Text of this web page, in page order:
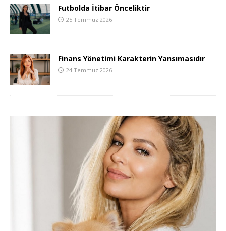
Futbolda İtibar Önceliktir
25 Temmuz 2026
Finans Yönetimi Karakterin Yansımasıdır
24 Temmuz 2026